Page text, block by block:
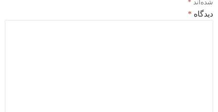
شده‌اند *
دیدگاه *